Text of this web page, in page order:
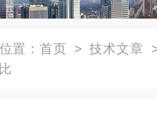
置： 首页 > 技术文章